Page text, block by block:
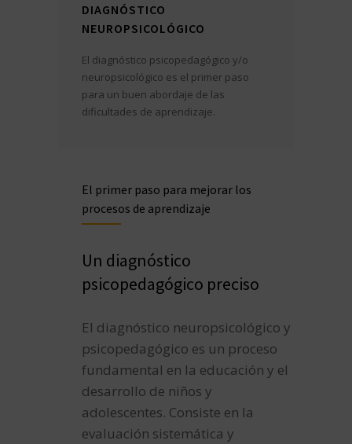
DIAGNÓSTICO
NEUROPSICOLÓGICO
El diagnóstico psicopedagógico y/o
neuropsicológico es el primer paso
para un buen abordaje de las
dificultades de aprendizaje.
El primer paso para mejorar los
procesos de aprendizaje
Un diagnóstico
psicopedagógico preciso
El diagnóstico neuropsicológico y
psicopedagógico es un proceso
fundamental en la educación y el
desarrollo de niños y
adolescentes. Consiste en la
evaluación sistemática y